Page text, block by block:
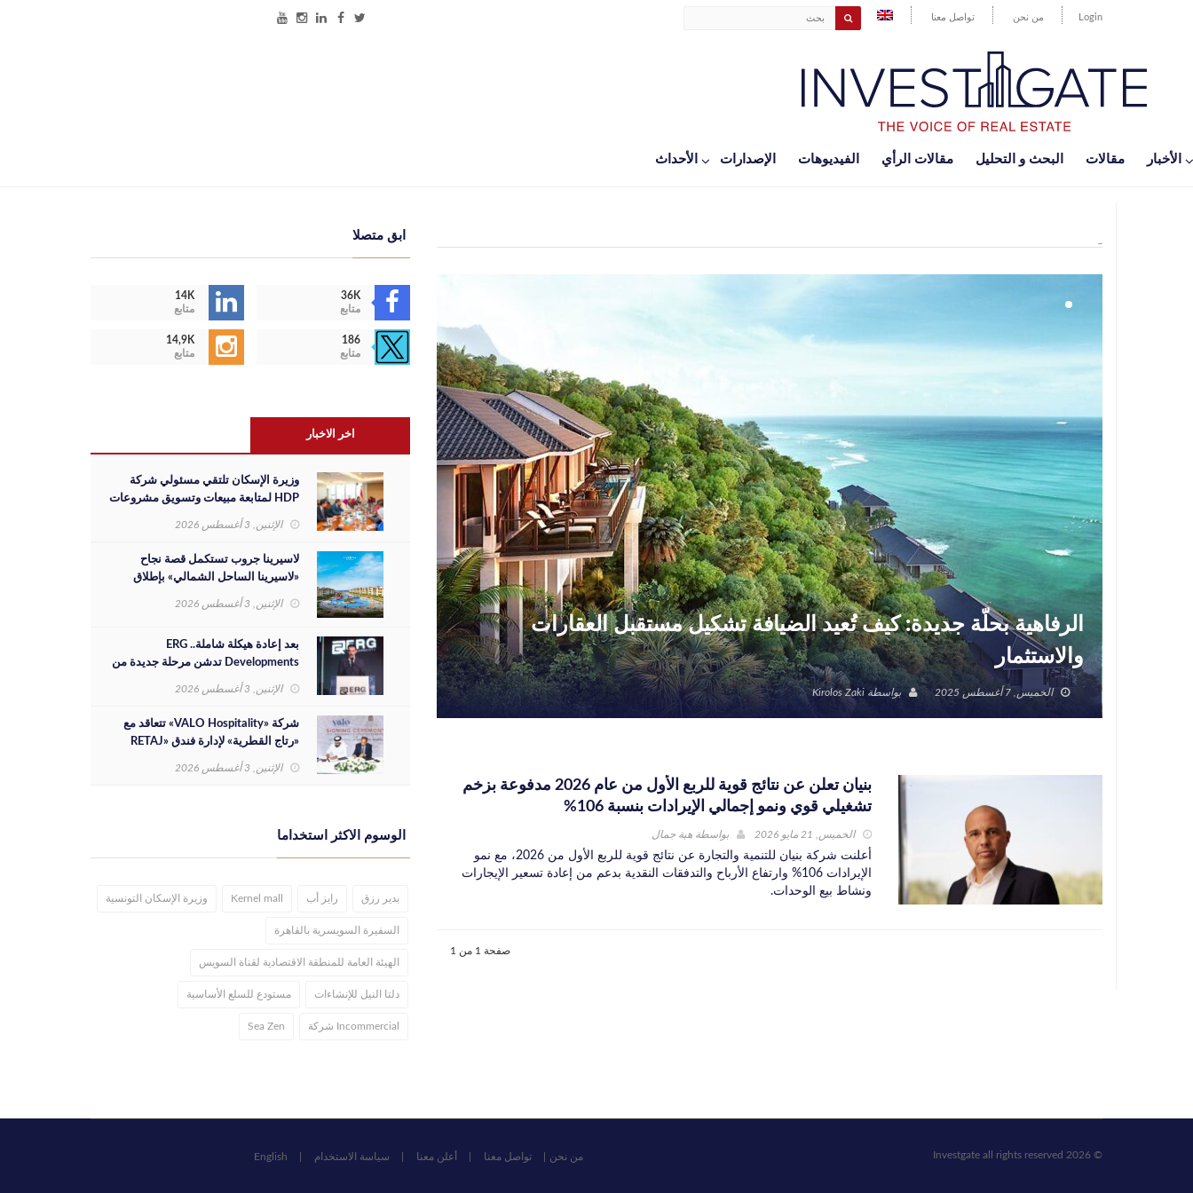
Login من نحن تواصل معنا
اﻷخبار مقالات البحث و التحليل مقالات الرأي الفيديوهات الإصدارات اﻷحداث
الرفاهية بحلّة جديدة: كيف تُعيد الضيافة تشكيل مستقبل العقارات
والاستثمار
الخميس, 7 أغسطس 2025 بواسطة Kirolos Zaki
بنيان تعلن عن نتائج قوية للربع الأول من عام 2026 مدفوعة بزخم
تشغيلي قوي ونمو إجمالي الإيرادات بنسبة 106%
الخميس, 21 مايو 2026 بواسطة هبة جمال
أعلنت شركة بنيان للتنمية والتجارة عن نتائج قوية للربع الأول من 2026، مع نمو
الإيرادات 106% وارتفاع الأرباح والتدفقات النقدية بدعم من إعادة تسعير الإيجارات
ونشاط بيع الوحدات.
صفحة 1 من 1
ابق متصلا
14K
متابع
36K
متابع
14,9K
متابع
186
متابع
اخر الاخبار
وزيرة الإسكان تلتقي مسئولي شركة
HDP لمتابعة مبيعات وتسويق مشروعات
المدن الجديدة والفرص الاستثمارية
الإثنين, 3 أغسطس 2026
لاسيرينا جروب تستكمل قصة نجاح
«لاسيرينا الساحل الشمالي» بإطلاق
مرحلة جديدة على مساحة 30 فدانًا
الإثنين, 3 أغسطس 2026
بعد إعادة هيكلة شاملة.. ERG
Developments تدشن مرحلة جديدة من
النمو بدعم مالي بقيمة 700 مليون جنيه
الإثنين, 3 أغسطس 2026
شركة «VALO Hospitality» تتعاقد مع
«رتاج القطرية» لإدارة فندق «RETAJ
الإثنين, 3 أغسطس 2026
الوسوم الاكثر استخداما
بدير رزق رايز أب Kernel mall وزيرة الإسكان التونسية
السفيرة السويسرية بالقاهرة
الهيئة العامة للمنطقة الاقتصادية لقناة السويس
دلتا النيل للإنشاءات مستودع للسلع الأساسية
Incommercial شركة Sea Zen
© 2026 Investgate all rights reserved من نحن تواصل معنا أعلن معنا سياسة الاستخدام English